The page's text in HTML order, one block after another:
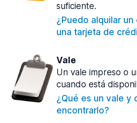
suficiente.
¿Puedo alquilar
una tarjeta de
Vale
Un vale impreso o
cuando está
¿Qué es un vale y
encontrarlo?